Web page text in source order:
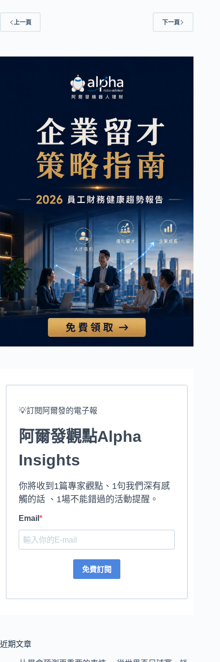
上一頁 下一頁
💡訂閱阿爾發的電子報
阿爾發觀點Alpha
Insights
你將收到1篇專家觀點、1句我們深有感
觸的話 、1場不能錯過的活動提醒。
Email
免費訂閱
近期文章